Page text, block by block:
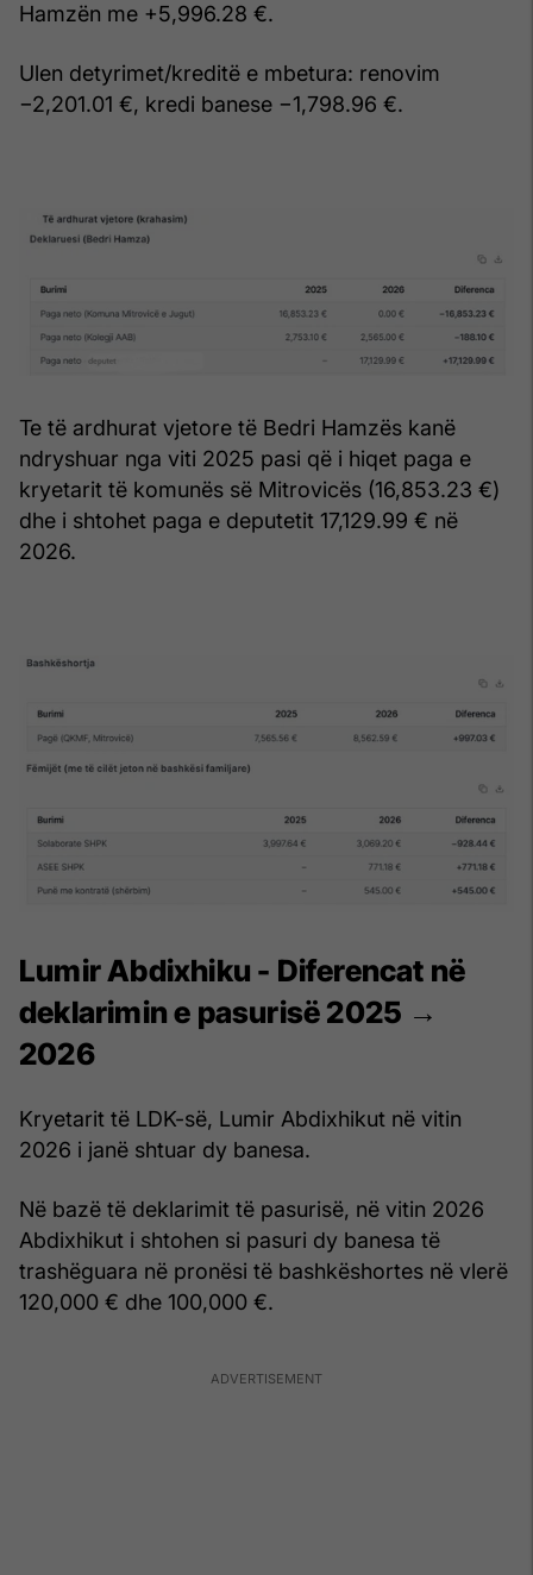
Hamzën me +5,996.28 €.
Ulen detyrimet/kreditë e mbetura: renovim
−2,201.01 €, kredi banese −1,798.96 €.
Te të ardhurat vjetore të Bedri Hamzës kanë
ndryshuar nga viti 2025 pasi që i hiqet paga e
kryetarit të komunës së Mitrovicës (16,853.23 €)
dhe i shtohet paga e deputetit 17,129.99 € në
2026.
Lumir Abdixhiku - Diferencat në
deklarimin e pasurisë 2025 →
2026
Kryetarit të LDK-së, Lumir Abdixhikut në vitin
2026 i janë shtuar dy banesa.
Në bazë të deklarimit të pasurisë, në vitin 2026
Abdixhikut i shtohen si pasuri dy banesa të
trashëguara në pronësi të bashkëshortes në vlerë
120,000 € dhe 100,000 €.